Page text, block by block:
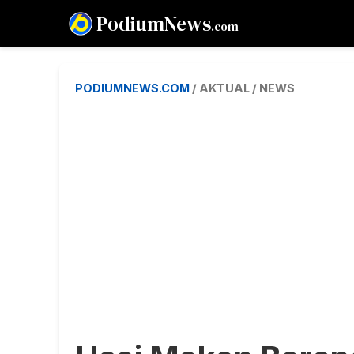
PodiumNews.com
PODIUMNEWS.COM / AKTUAL / NEWS